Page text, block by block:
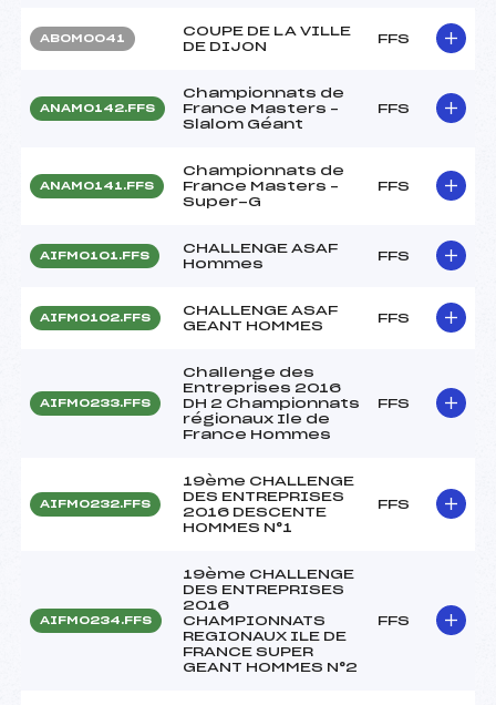
ABOM0041
COUPE DE LA VILLE
DE DIJON
FFS
ANAM0142.FFS
Championnats de
France Masters –
Slalom Géant
FFS
ANAM0141.FFS
Championnats de
France Masters –
Super-G
FFS
AIFM0101.FFS
CHALLENGE ASAF
Hommes
FFS
AIFM0102.FFS
CHALLENGE ASAF
GEANT HOMMES
FFS
AIFM0233.FFS
Challenge des
Entreprises 2016
DH 2 Championnats
régionaux Ile de
France Hommes
FFS
AIFM0232.FFS
19ème CHALLENGE
DES ENTREPRISES
2016 DESCENTE
HOMMES N°1
FFS
AIFM0234.FFS
19ème CHALLENGE
DES ENTREPRISES
2016
CHAMPIONNATS
REGIONAUX ILE DE
FRANCE SUPER
GEANT HOMMES N°2
FFS